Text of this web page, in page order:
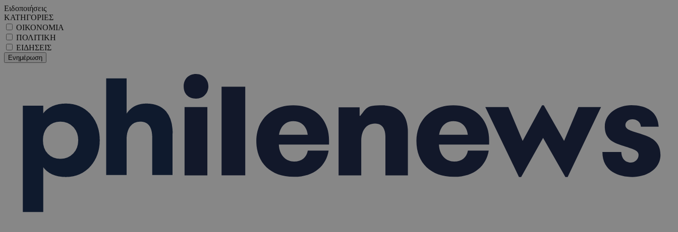
Ειδοποιήσεις
ΚΑΤΗΓΟΡΙΕΣ
ΟΙΚΟΝΟΜΙΑ
ΠΟΛΙΤΙΚΗ
ΕΙΔΗΣΕΙΣ